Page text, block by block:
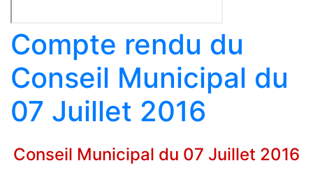
Compte rendu du
Conseil Municipal du
07 Juillet 2016
Conseil Municipal du 07 Juillet 2016